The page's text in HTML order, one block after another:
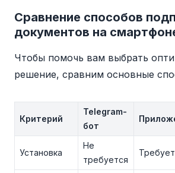
Сравнение способов
документов на
Чтобы помочь вам выбрать
решение, сравним основные
Критерий
Telegram-
бот
Установка
Не
требуется